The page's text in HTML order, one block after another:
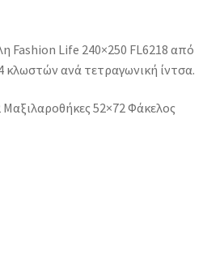
Fashion Life 240×250 FL6218 από
ανά τετραγωνική ίντσα.
52×72 Φάκελος